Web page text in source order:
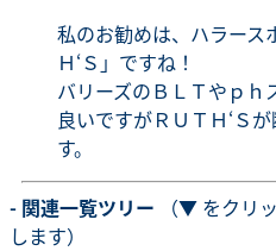
私のお勧めは、ハラース
Ｈ‘Ｓ」ですね！
バリーズのＢＬＴやｐｈ
良いですがＲＵＴＨ‘Ｓ
す。
- 関連一覧ツリー （▼ をクリ
します）